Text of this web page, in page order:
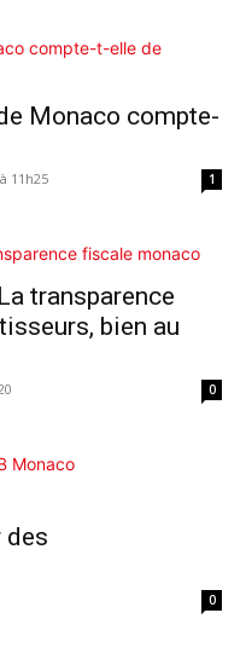
Monaco compte-
11h25 1
transparence
bien au
0
des
0